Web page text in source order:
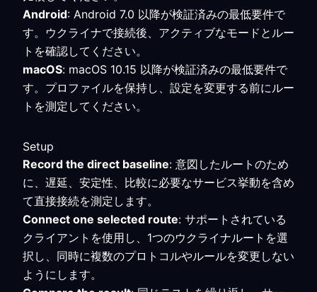
Android: Android 7.0 以降が検証済みの最低要件で
す。ウクライナで接続後、アクティブなモードとルー
トを確認してください。
macOS: macOS 10.15 以降が検証済みの最低要件で
す。プロファイルを保持し、設定を変更する前にルー
トを測定してください。
Setup
Record the direct baseline: 意図したルートのため
に、遅延、安定性、比較に必要なサービス挙動を含め
て直接接続を測定します。
Connect one selected route: サポートされている
クライアントを使用し、1つのウクライナルートを選
択し、同時に複数のプロトコルやルールを変更しない
ようにします。